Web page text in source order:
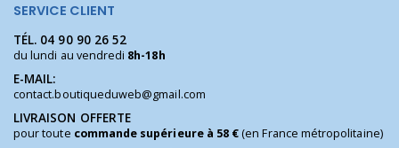
SERVICE CLIENT
TÉL. 04 90 90 26 52
du lundi au vendredi 8h-18h
E-MAIL:
contact.boutiqueduweb@gmail.com
LIVRAISON OFFERTE
pour toute commande supérieure à 58 €(en France métropolitaine)